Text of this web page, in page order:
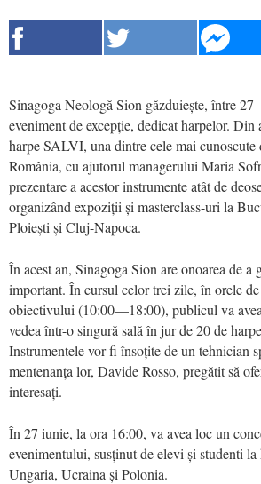
Sinagoga Neologă Sion găzduiește, între
eveniment de excepție, dedicat harpelor.
harpe SALVI, una dintre cele mai
România, cu ajutorul managerului Maria
prezentare a acestor instrumente atât de
organizând expoziții și masterclass-uri la
Ploiești și Cluj-Napoca.
În acest an, Sinagoga Sion are onoarea de a
important. În cursul celor trei zile, în orele
obiectivului (10:00—18:00), publicul va
vedea într-o singură sală în jur de 20 de
Instrumentele vor fi însoțite de un tehnician
mentenanța lor, Davide Rosso, pregătit să
interesați.
În 27 iunie, la ora 16:00, va avea loc un
evenimentului, susținut de elevi și studenti
Ungaria, Ucraina și Polonia.